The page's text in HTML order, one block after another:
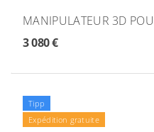
MANIPULATEUR 3D
3 080 €
Tipp
Expédition gratuite